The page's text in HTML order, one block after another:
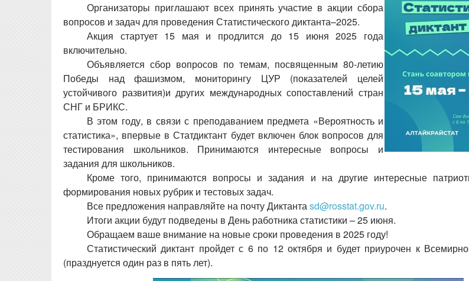
Организаторы приглашают всех принять участие в акции сбора
вопросов и задач для проведения Статистического диктанта–2025.
Акция стартует 15 мая и продлится до 15 июня 2025 года
включительно.
Объявляется сбор вопросов по темам, посвященным 80-летию
Победы над фашизмом, мониторингу ЦУР (показателей целей
устойчивого развития)и других международных сопоставлений стран
СНГ и БРИКС.
В этом году, в связи с преподаванием предмета «Вероятность и
статистика», впервые в Статдиктант будет включен блок вопросов для
тестирования школьников. Принимаются интересные вопросы и
задания для школьников.
Кроме того, принимаются вопросы и задания и на другие интересные
формирования новых рубрик и тестовых задач.
Все предложения направляйте на почту Диктантаsd@rosstat.gov.ru.
Итоги акции будут подведены в День работника статистики – 25 июня.
Обращаем ваше внимание на новые сроки проведения в 2025 году!
Статистический диктант пройдет с 6 по 12 октября и будет приурочен к
(празднуется один раз в пять лет).